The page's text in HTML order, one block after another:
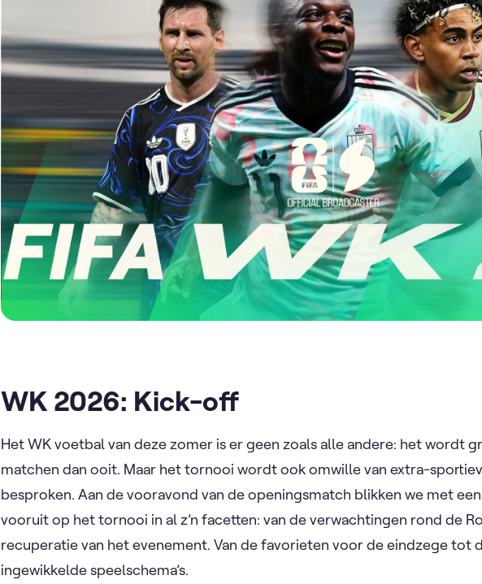
WK 2026: Kick-off
Het WK voetbal van deze zomer is er geen zoals alle andere: het wordt
matchen dan ooit. Maar het tornooi wordt ook omwille van extra-
besproken. Aan de vooravond van de openingsmatch blikken we met
vooruit op het tornooi in al z’n facetten: van de verwachtingen rond de
recuperatie van het evenement. Van de favorieten voor de eindzege tot
ingewikkelde speelschema’s.